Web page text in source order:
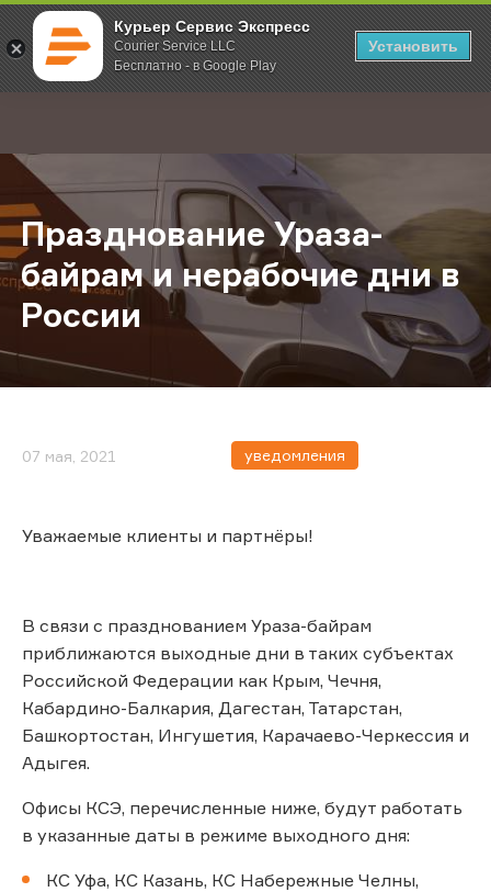
Курьер Сервис Экспресс
Courier Service LLC
Бесплатно - в Google Play
Установить
; Главная О компании Новости Празднование Ураза-байрам и
Празднование Ураза-
байрам и нерабочие дни в
России
07 мая, 2021 уведомления
Уважаемые клиенты и партнёры!
В связи с празднованием Ураза-байрам
приближаются выходные дни в таких субъектах
Российской Федерации как Крым, Чечня,
Кабардино-Балкария, Дагестан, Татарстан,
Башкортостан, Ингушетия, Карачаево-Черкессия и
Адыгея.
Офисы КСЭ, перечисленные ниже, будут работать
в указанные даты в режиме выходного дня:
КС Уфа, КС Казань, КС Набережные Челны,